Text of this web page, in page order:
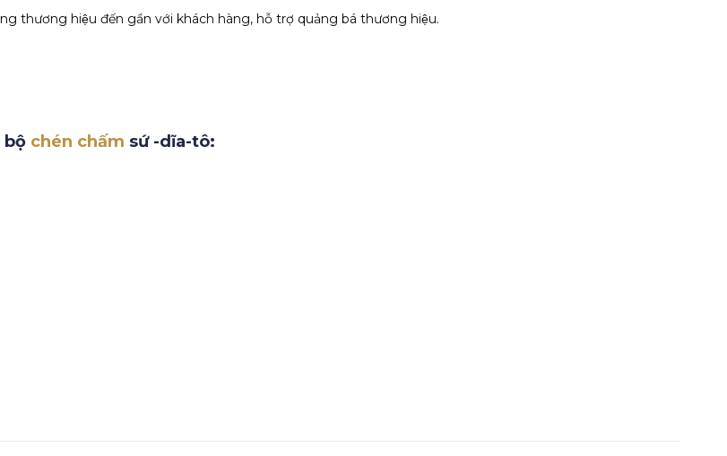
thương hiệu đến gần với khách hàng, hỗ trợ quảng bá thương hiệu.
bộ chén chấm sứ -dĩa-tô: